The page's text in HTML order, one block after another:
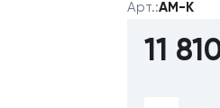
Арт.:AM-K
11